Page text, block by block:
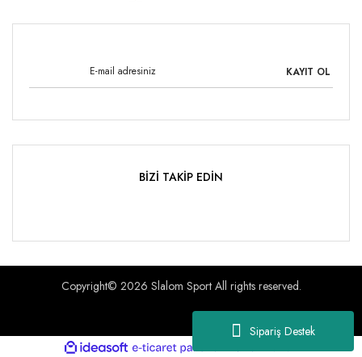
Sipariş Destek
KAYIT OL
BİZİ TAKİP EDİN
Copyright© 2026 Slalom Sport All rights reserved.
ideasoft